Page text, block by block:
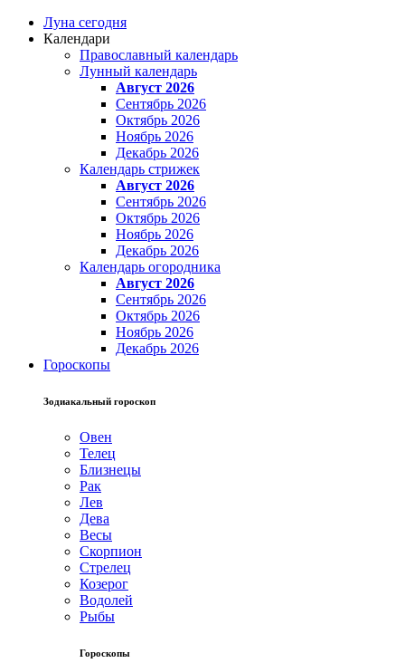
Луна сегодня
Календари
Православный календарь
Лунный календарь
Август 2026
Сентябрь 2026
Октябрь 2026
Ноябрь 2026
Декабрь 2026
Календарь стрижек
Август 2026
Сентябрь 2026
Октябрь 2026
Ноябрь 2026
Декабрь 2026
Календарь огородника
Август 2026
Сентябрь 2026
Октябрь 2026
Ноябрь 2026
Декабрь 2026
Гороскопы
Зодиакальный гороскоп
Овен
Телец
Близнецы
Рак
Лев
Дева
Весы
Скорпион
Стрелец
Козерог
Водолей
Рыбы
Гороскопы